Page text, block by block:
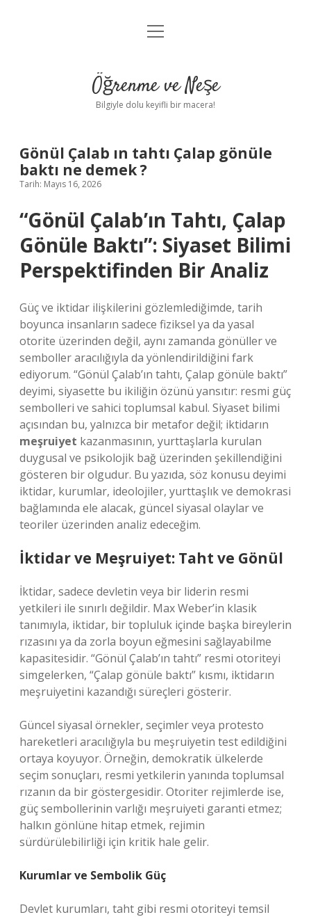
Anasayfa
Yasal Uyarı
menüyü
Öğrenme ve Neşe
Bilgiyle dolu keyifli bir macera!
Gönül Çalab ın tahtı Çalap gönüle
baktı ne demek ?
Tarih: Mayıs 16, 2026
“Gönül Çalab’ın Tahtı, Çalap
Gönüle Baktı”: Siyaset Bilimi
Perspektifinden Bir Analiz
Güç ve iktidar ilişkilerini gözlemlediğimde, tarih
boyunca insanların sadece fiziksel ya da yasal
otorite üzerinden değil, aynı zamanda gönüller ve
semboller aracılığıyla da yönlendirildiğini fark
ediyorum. “Gönül Çalab’ın tahtı, Çalap gönüle baktı”
deyimi, siyasette bu ikiliğin özünü yansıtır: resmi güç
sembolleri ve sahici toplumsal kabul. Siyaset bilimi
açısından bu, yalnızca bir metafor değil; iktidarın
meşruiyet kazanmasının, yurttaşlarla kurulan
duygusal ve psikolojik bağ üzerinden şekillendiğini
gösteren bir olgudur. Bu yazıda, söz konusu deyimi
iktidar, kurumlar, ideolojiler, yurttaşlık ve demokrasi
bağlamında ele alacak, güncel siyasal olaylar ve
teoriler üzerinden analiz edeceğim.
İktidar ve Meşruiyet: Taht ve Gönül
İktidar, sadece devletin veya bir liderin resmi
yetkileri ile sınırlı değildir. Max Weber’in klasik
tanımıyla, iktidar, bir topluluk içinde başka bireylerin
rızasını ya da zorla boyun eğmesini sağlayabilme
kapasitesidir. “Gönül Çalab’ın tahtı” resmi otoriteyi
simgelerken, “Çalap gönüle baktı” kısmı, iktidarın
meşruiyetini kazandığı süreçleri gösterir.
Güncel siyasal örnekler, seçimler veya protesto
hareketleri aracılığıyla bu meşruiyetin test edildiğini
ortaya koyuyor. Örneğin, demokratik ülkelerde
seçim sonuçları, resmi yetkilerin yanında toplumsal
rızanın da bir göstergesidir. Otoriter rejimlerde ise,
güç sembollerinin varlığı meşruiyeti garanti etmez;
halkın gönlüne hitap etmek, rejimin
sürdürülebilirliği için kritik hale gelir.
Kurumlar ve Sembolik Güç
Devlet kurumları, taht gibi resmi otoriteyi temsil